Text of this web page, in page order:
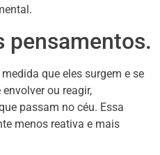
pensamentos.
que eles surgem e se
ou reagir,
passam no céu. Essa
menos reativa e mais